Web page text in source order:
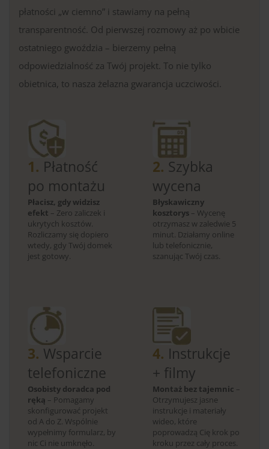
płatności „w ciemno” i stawiamy na pełną
transparentność. Od pierwszej rozmowy aż po wbicie
ostatniego gwoździa – bierzemy pełną
odpowiedzialność za Twój projekt. To nie tylko
obietnica, to nasza żelazna gwarancja uczciwości.
1. Płatność
po montażu
Płacisz, gdy widzisz
efekt – Zero zaliczek i
ukrytych kosztów.
Rozliczamy się dopiero
wtedy, gdy Twój domek
jest gotowy.
2. Szybka
wycena
Błyskawiczny
kosztorys – Wycenę
otrzymasz w zaledwie 5
minut. Działamy online
lub telefonicznie,
szanując Twój czas.
3. Wsparcie
telefoniczne
Osobisty doradca pod
ręką – Pomagamy
skonfigurować projekt
od A do Z. Wspólnie
wypełnimy formularz, by
nic Ci nie umknęło.
4. Instrukcje
+ filmy
Montaż bez tajemnic –
Otrzymujesz jasne
instrukcje i materiały
wideo, które
poprowadzą Cię krok po
kroku przez cały proces.